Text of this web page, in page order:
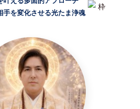
手を変化させる光たま浄魂